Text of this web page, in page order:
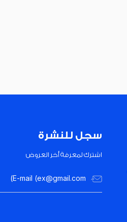
سجل للنشرة
اشترك لمعرفة أخر العروض